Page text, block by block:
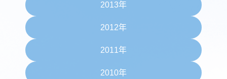
2013年
2012年
2011年
2010年